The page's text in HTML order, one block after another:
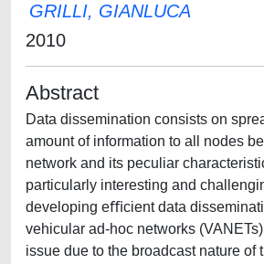
GRILLI, GIANLUCA
2010
Abstract
Data dissemination consists on
amount of information to all nodes
network and its peculiar
particularly interesting and
developing eﬃcient data
vehicular ad-hoc networks
issue due to the broadcast nature of